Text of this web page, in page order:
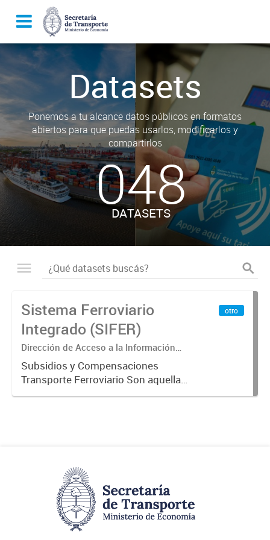
Datasets
Ponemos a tu alcance datos públicos en formatos
abiertos para que puedas usarlos, modificarlos y
compartirlos
048
DATASETS
Sistema Ferroviario
Integrado (SIFER)
Dirección de Acceso a la Información
Pública y Transparencia
Subsidios y Compensaciones
Transporte Ferroviario Son aquellas
transferencias realizadas por la
otro